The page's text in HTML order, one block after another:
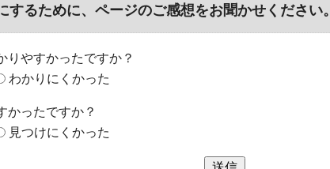
するために、ページのご感想をお聞かせください。
りやすかったですか？
わかりにくかった
かったですか？
見つけにくかった